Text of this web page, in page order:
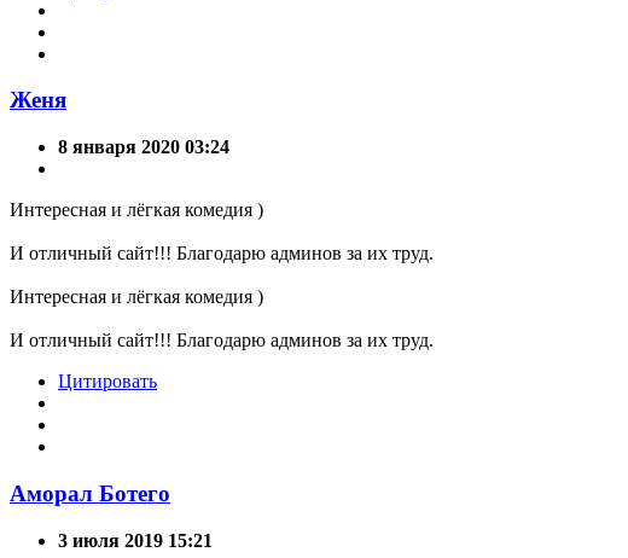
Женя
8 января 2020 03:24
Интересная и лёгкая комедия )
И отличный сайт!!! Благодарю админов за их труд.
Интересная и лёгкая комедия )
И отличный сайт!!! Благодарю админов за их труд.
Цитировать
Аморал Ботего
3 июля 2019 15:21